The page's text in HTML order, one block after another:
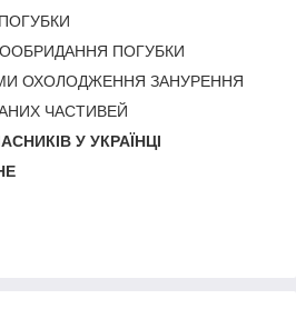
ПОГУБКИ
ОХОЛОДЖЕННЯ ЗАНУРЕННЯ
ЧАСТИВЕЙ
У УКРАЇНЦІ